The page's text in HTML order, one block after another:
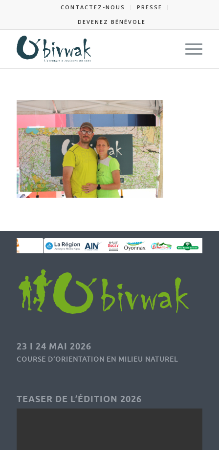
CONTACTEZ-NOUS
PRESSE
DEVENEZ BÉNÉVOLE
23 I 24 MAI 2026
COURSE D’ORIENTATION EN MILIEU NATUREL
TEASER DE L’ÉDITION 2026